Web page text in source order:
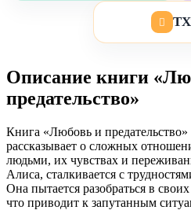
Описание книги
предательство»
Книга «Любовь и
рассказывает о сложных
людьми, их чувствах и
Алиса, сталкивается с
Она пытается разобраться в
что приводит к запутанным